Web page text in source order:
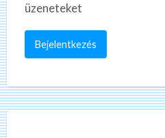
üzeneteket
Bejelentkezés